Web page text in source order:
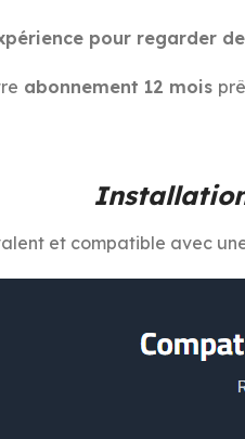
pour regarder
abonnement 12 mois
et compatible avec